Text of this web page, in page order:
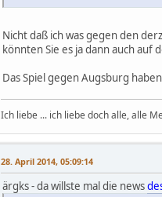
Nicht daß ich was gegen den
könnten Sie es ja dann auch auf
Das Spiel gegen Augsburg
Ich liebe ... ich liebe doch alle, alle
28. April 2014, 05:09:14
ärgks - da willste mal die news